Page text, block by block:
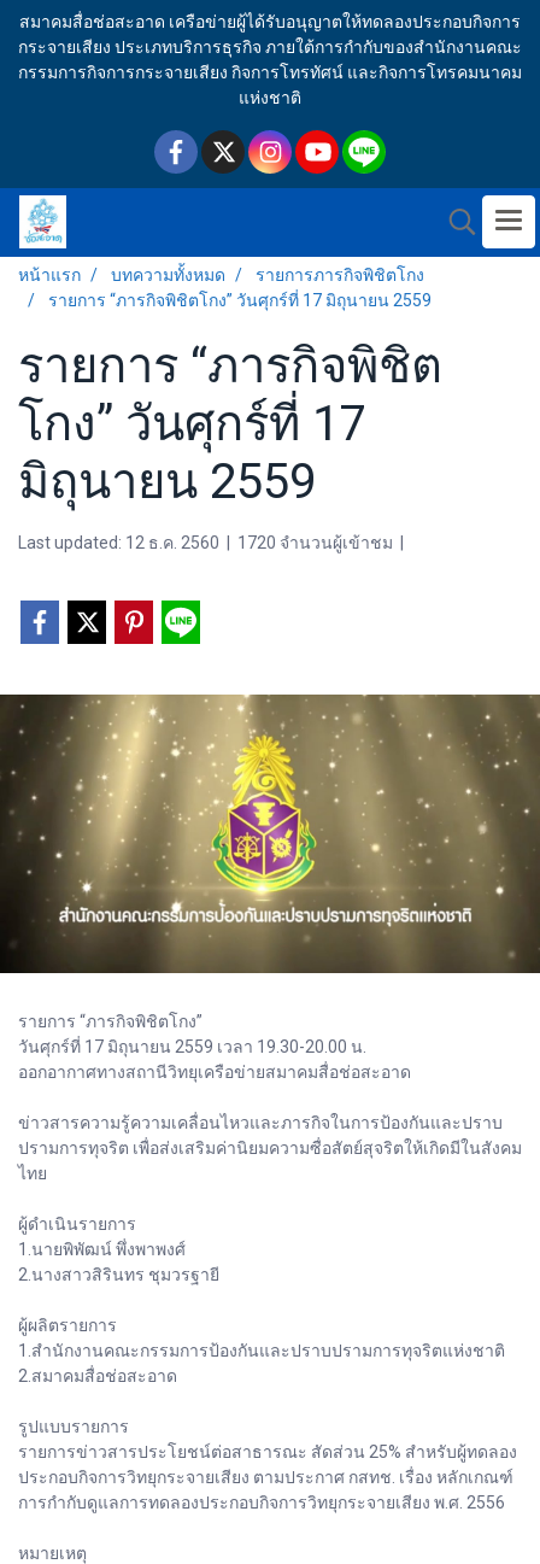
สมาคมสื่อช่อสะอาด เครือข่ายผู้ได้รับอนุญาตให้ทดลองประกอบกิจการ
กระจายเสียง ประเภทบริการธุรกิจ ภายใต้การกำกับของสำนักงานคณะ
กรรมการกิจการกระจายเสียง กิจการโทรทัศน์ และกิจการโทรคมนาคม
แห่งชาติ
หน้าแรก บทความทั้งหมด
รายการภารกิจพิชิตโกง
รายการ “ภารกิจพิชิตโกง” วันศุกร์ที่ 17 มิถุนายน 2559
รายการ “ภารกิจพิชิต
โกง” วันศุกร์ที่ 17
มิถุนายน 2559
Last updated: 12 ธ.ค. 2560 1720 จำนวนผู้เข้าชม
รายการ “ภารกิจพิชิตโกง”
วันศุกร์ที่ 17 มิถุนายน 2559 เวลา 19.30-20.00 น.
ออกอากาศทางสถานีวิทยุเครือข่ายสมาคมสื่อช่อสะอาด
ข่าวสารความรู้ความเคลื่อนไหวและภารกิจในการป้องกันและปราบ
ปรามการทุจริต เพื่อส่งเสริมค่านิยมความซื่อสัตย์สุจริตให้เกิดมีในสังคม
ไทย
ผู้ดำเนินรายการ
1.นายพิพัฒน์ พึ่งพาพงศ์
2.นางสาวสิรินทร ชุมวรฐายี
ผู้ผลิตรายการ
1.สำนักงานคณะกรรมการป้องกันและปราบปรามการทุจริตแห่งชาติ
2.สมาคมสื่อช่อสะอาด
รูปแบบรายการ
รายการข่าวสารประโยชน์ต่อสาธารณะ สัดส่วน 25% สำหรับผู้ทดลอง
ประกอบกิจการวิทยุกระจายเสียง ตามประกาศ กสทช. เรื่อง หลักเกณฑ์
การกำกับดูแลการทดลองประกอบกิจการวิทยุกระจายเสียง พ.ศ. 2556
หมายเหตุ